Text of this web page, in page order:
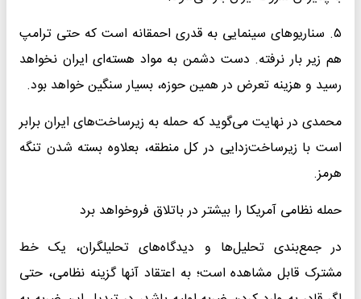
۵. سناریوهای سینمایی به قدری احمقانه است که حتی ترامپ
هم زیر بار نرفته. دست دشمن به مواد هسته‌ای ایران نخواهد
رسید و هزینه تعرض در همین حوزه، بسیار سنگین خواهد بود.
محمدی در نهایت می‌گوید که حمله به زیرساخت‌های ایران برابر
است با زیرساخت‌زدایی در کل منطقه، بعلاوه بسته شدن تنگه
هرمز.
حمله نظامی آمریکا را بیشتر در باتلاق فروخواهد برد
در جمع‌بندی تحلیل‌ها و دیدگاه‌های تحلیلگران، یک خط
مشترک قابل مشاهده است؛ به اعتقاد آنها گزینه نظامی، حتی